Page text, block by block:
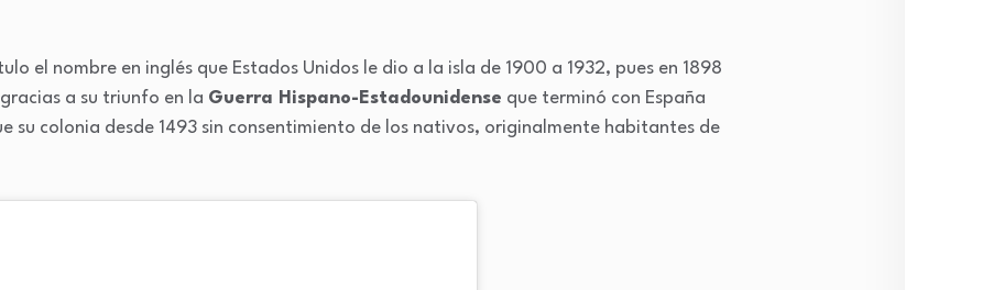
el nombre en inglés que Estados Unidos le dio a la isla de 1900 a 1932, pues en 1898
a su triunfo en la Guerra Hispano-Estadounidense que terminó con España
su colonia desde 1493 sin consentimiento de los nativos, originalmente habitantes de